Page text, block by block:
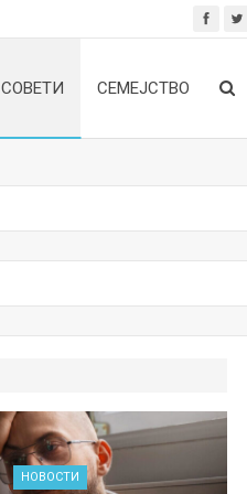
СОВЕТИ СЕМЕЈСТВО
НОВОСТИ